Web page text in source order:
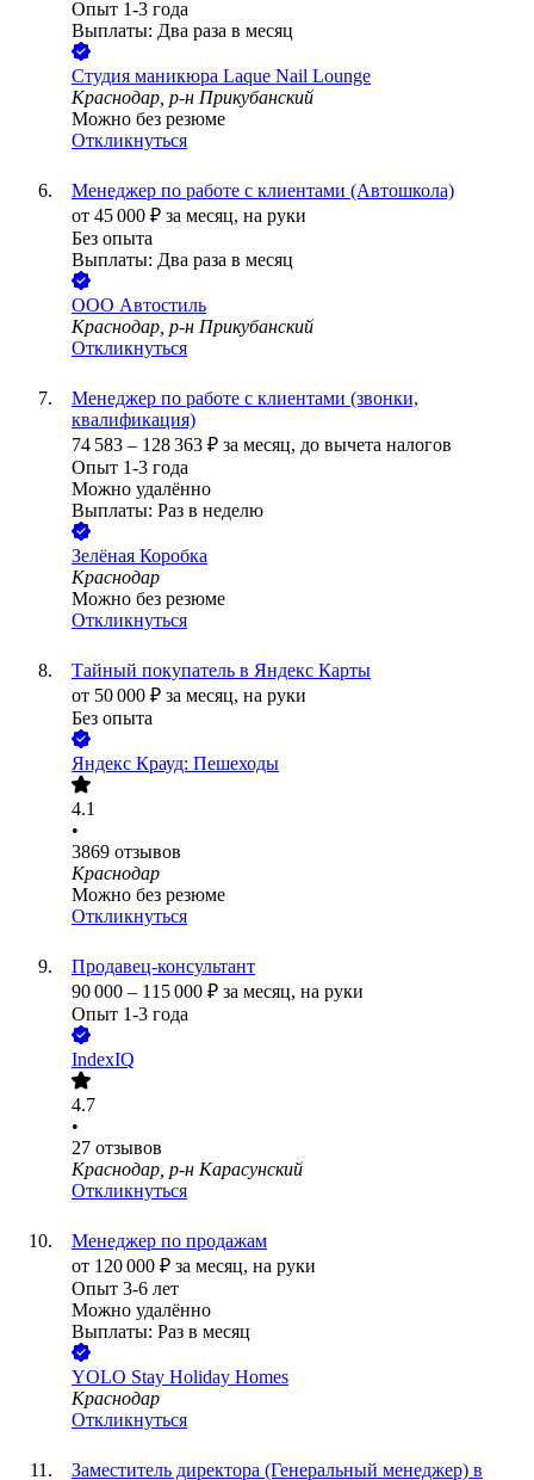
Опыт 1-3 года
Выплаты: Два раза в месяц
Студия маникюра Laque Nail Lounge
Краснодар, р-н Прикубанский
Можно без резюме
Откликнуться
Менеджер по работе с клиентами (Автошкола)
от 45 000 ₽ за месяц, на руки
Без опыта
Выплаты: Два раза в месяц
ООО Автостиль
Краснодар, р-н Прикубанский
Откликнуться
Менеджер по работе с клиентами (звонки,
квалификация)
74 583 – 128 363 ₽ за месяц, до вычета налогов
Опыт 1-3 года
Можно удалённо
Выплаты: Раз в неделю
Зелёная Коробка
Краснодар
Можно без резюме
Откликнуться
Тайный покупатель в Яндекс Карты
от 50 000 ₽ за месяц, на руки
Без опыта
Яндекс Крауд: Пешеходы
4.1
•
3869 отзывов
Краснодар
Можно без резюме
Откликнуться
Продавец-консультант
90 000 – 115 000 ₽ за месяц, на руки
Опыт 1-3 года
IndexIQ
4.7
•
27 отзывов
Краснодар, р-н Карасунский
Откликнуться
Менеджер по продажам
от 120 000 ₽ за месяц, на руки
Опыт 3-6 лет
Можно удалённо
Выплаты: Раз в месяц
YOLO Stay Holiday Homes
Краснодар
Откликнуться
Заместитель директора (Генеральный менеджер) в